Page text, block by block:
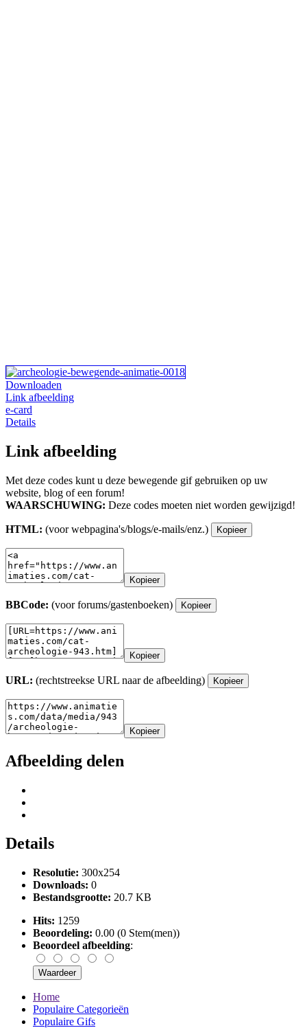
Downloaden
Link afbeelding
e-card
Details
Link afbeelding
Met deze codes kunt u deze bewegende gif gebruiken op uw
website, blog of een forum!
WAARSCHUWING: Deze codes moeten niet worden gewijzigd!
HTML: (voor webpagina's/blogs/e-mails/enz.) Kopieer
Kopieer
BBCode: (voor forums/gastenboeken) Kopieer
Kopieer
URL: (rechtstreekse URL naar de afbeelding) Kopieer
Kopieer
Afbeelding delen
Details
Resolutie: 300x254
Downloads: 0
Bestandsgrootte: 20.7 KB
Hits: 1259
Beoordeling: 0.00 (0 Stem(men))
Beoordeel afbeelding:
Home
Populaire Categorieën
Populaire Gifs